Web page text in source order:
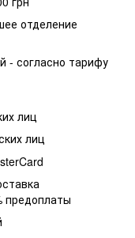
отделение
- согласно тарифу
лиц
лиц
предоплаты